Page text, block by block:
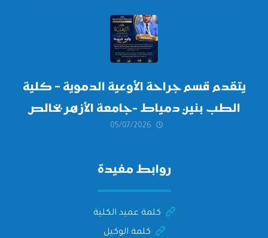
أكتوبر 2026،
يتقدم قسم جراحة الأوعية الدموية – كلية
الطب بنين دمياط -جامعة الأزهر بخالص
التهنئة وأصدق الأمنيات إلى الأستاذ
05/07/2026
روابط مفيدة
كلمة عميد الكلية
كلمة الوكيل